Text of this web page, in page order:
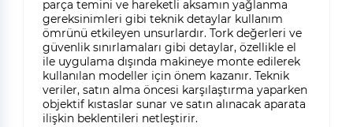
parça temini ve hareketli aksamın yağlanma
gereksinimleri gibi teknik detaylar kullanım
ömrünü etkileyen unsurlardır. Tork değerleri ve
güvenlik sınırlamaları gibi detaylar, özellikle el
ile uygulama dışında makineye monte edilerek
kullanılan modeller için önem kazanır. Teknik
veriler, satın alma öncesi karşılaştırma yaparken
objektif kıstaslar sunar ve satın alınacak aparata
ilişkin beklentileri netleştirir.